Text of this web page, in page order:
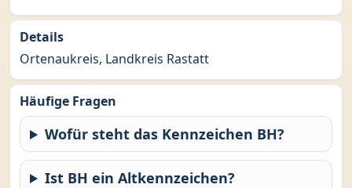
Details
Ortenaukreis, Landkreis Rastatt
Häufige Fragen
Wofür steht das Kennzeichen BH?
Ist BH ein Altkennzeichen?